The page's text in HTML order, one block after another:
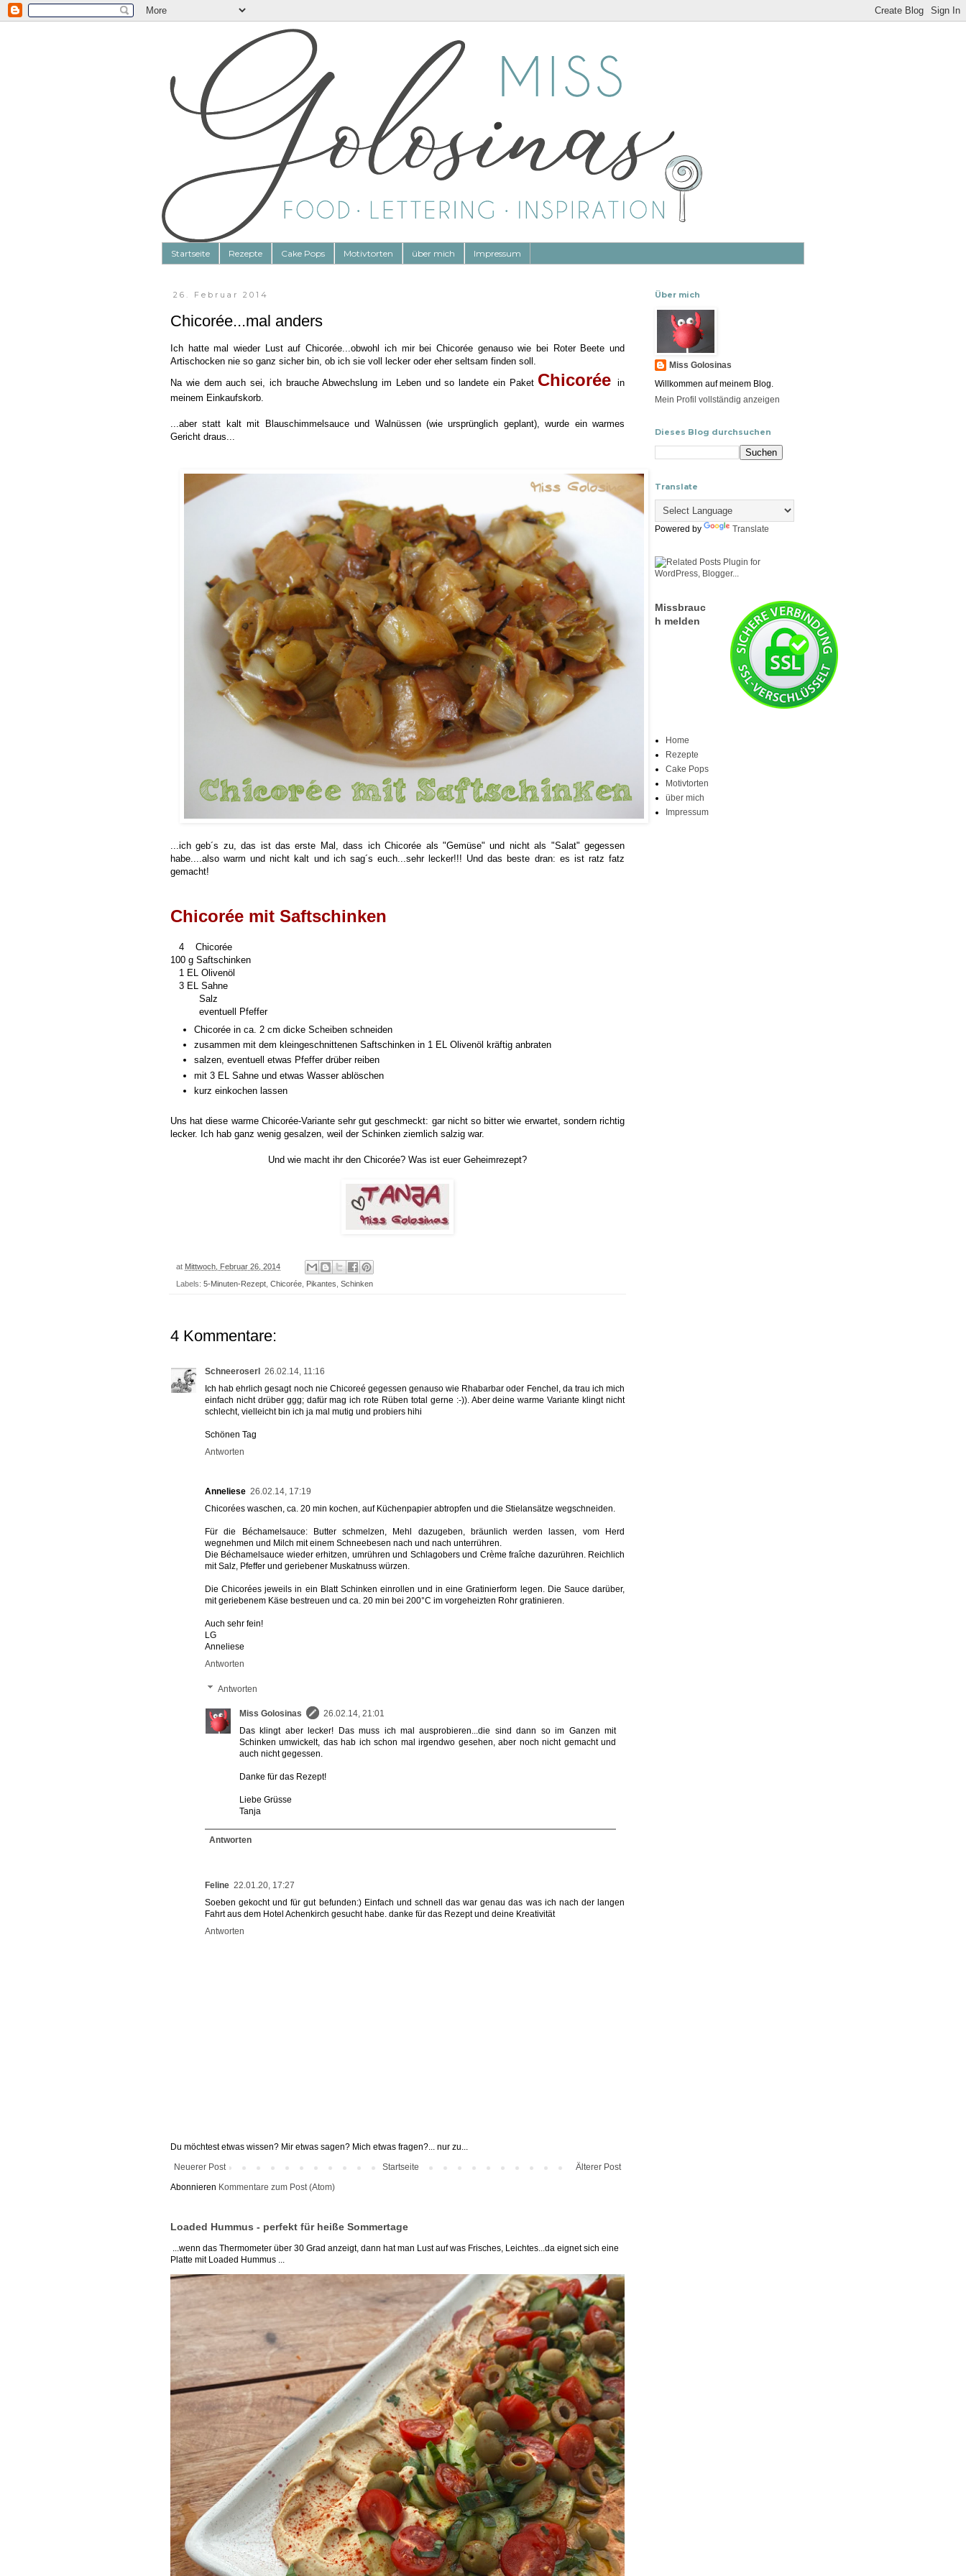
Startseite Rezepte Cake Pops Motivtorten über mich Impressum
26. Februar 2014
Chicorée...mal anders
Ich hatte mal wieder Lust auf Chicorée...obwohl ich mir bei Chicorée genauso wie bei Roter Beete und
Artischocken nie so ganz sicher bin, ob ich sie voll lecker oder eher seltsam finden soll.
Na wie dem auch sei, ich brauche Abwechslung im Leben und so landete ein Paket Chicorée in
meinem Einkaufskorb.
...aber statt kalt mit Blauschimmelsauce und Walnüssen (wie ursprünglich geplant), wurde ein warmes
Gericht draus...
...ich geb´s zu, das ist das erste Mal, dass ich Chicorée als "Gemüse" und nicht als "Salat" gegessen
habe....also warm und nicht kalt und ich sag´s euch...sehr lecker!!! Und das beste dran: es ist ratz fatz
gemacht!
Chicorée mit Saftschinken
4 Chicorée
100 g Saftschinken
1 EL Olivenöl
3 EL Sahne
Salz
eventuell Pfeffer
Chicorée in ca. 2 cm dicke Scheiben schneiden
zusammen mit dem kleingeschnittenen Saftschinken in 1 EL Olivenöl kräftig anbraten
salzen, eventuell etwas Pfeffer drüber reiben
mit 3 EL Sahne und etwas Wasser ablöschen
kurz einkochen lassen
Uns hat diese warme Chicorée-Variante sehr gut geschmeckt: gar nicht so bitter wie erwartet, sondern richtig
lecker. Ich hab ganz wenig gesalzen, weil der Schinken ziemlich salzig war.
Und wie macht ihr den Chicorée? Was ist euer Geheimrezept?
at Mittwoch, Februar 26, 2014
Labels: 5-Minuten-Rezept Chicorée Pikantes Schinken
4 Kommentare:
Schneeroserl 26.02.14, 11:16
Ich hab ehrlich gesagt noch nie Chicoreé gegessen genauso wie Rhabarbar oder Fenchel, da trau ich mich
einfach nicht drüber ggg; dafür mag ich rote Rüben total gerne :-)). Aber deine warme Variante klingt nicht
schlecht, vielleicht bin ich ja mal mutig und probiers hihi
Schönen Tag
Antworten
Anneliese 26.02.14, 17:19
Chicorées waschen, ca. 20 min kochen, auf Küchenpapier abtropfen und die Stielansätze wegschneiden.
Für die Béchamelsauce: Butter schmelzen, Mehl dazugeben, bräunlich werden lassen, vom Herd
wegnehmen und Milch mit einem Schneebesen nach und nach unterrühren.
Die Béchamelsauce wieder erhitzen, umrühren und Schlagobers und Crème fraîche dazurühren. Reichlich
mit Salz, Pfeffer und geriebener Muskatnuss würzen.
Die Chicorées jeweils in ein Blatt Schinken einrollen und in eine Gratinierform legen. Die Sauce darüber,
mit geriebenem Käse bestreuen und ca. 20 min bei 200°C im vorgeheizten Rohr gratinieren.
Auch sehr fein!
LG
Anneliese
Antworten
Antworten
Miss Golosinas
26.02.14, 21:01
Das klingt aber lecker! Das muss ich mal ausprobieren...die sind dann so im Ganzen mit
Schinken umwickelt, das hab ich schon mal irgendwo gesehen, aber noch nicht gemacht und
auch nicht gegessen.
Danke für das Rezept!
Liebe Grüsse
Tanja
Antworten
Feline 22.01.20, 17:27
Soeben gekocht und für gut befunden:) Einfach und schnell das war genau das was ich nach der langen
Fahrt aus dem Hotel Achenkirch gesucht habe. danke für das Rezept und deine Kreativität
Antworten
Du möchtest etwas wissen? Mir etwas sagen? Mich etwas fragen?... nur zu...
Neuerer Post
Älterer Post
Startseite
Abonnieren Kommentare zum Post (Atom)
Loaded Hummus - perfekt für heiße Sommertage
...wenn das Thermometer über 30 Grad anzeigt, dann hat man Lust auf was Frisches, Leichtes...da eignet sich eine
Platte mit Loaded Hummus ...
Über mich
Miss Golosinas
Willkommen auf meinem Blog.
Mein Profil vollständig anzeigen
Dieses Blog durchsuchen
Translate
Powered by Translate
Missbrauc
h melden
Home
Rezepte
Cake Pops
Motivtorten
über mich
Impressum